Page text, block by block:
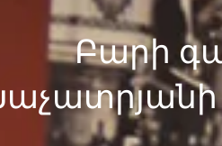
Բարի